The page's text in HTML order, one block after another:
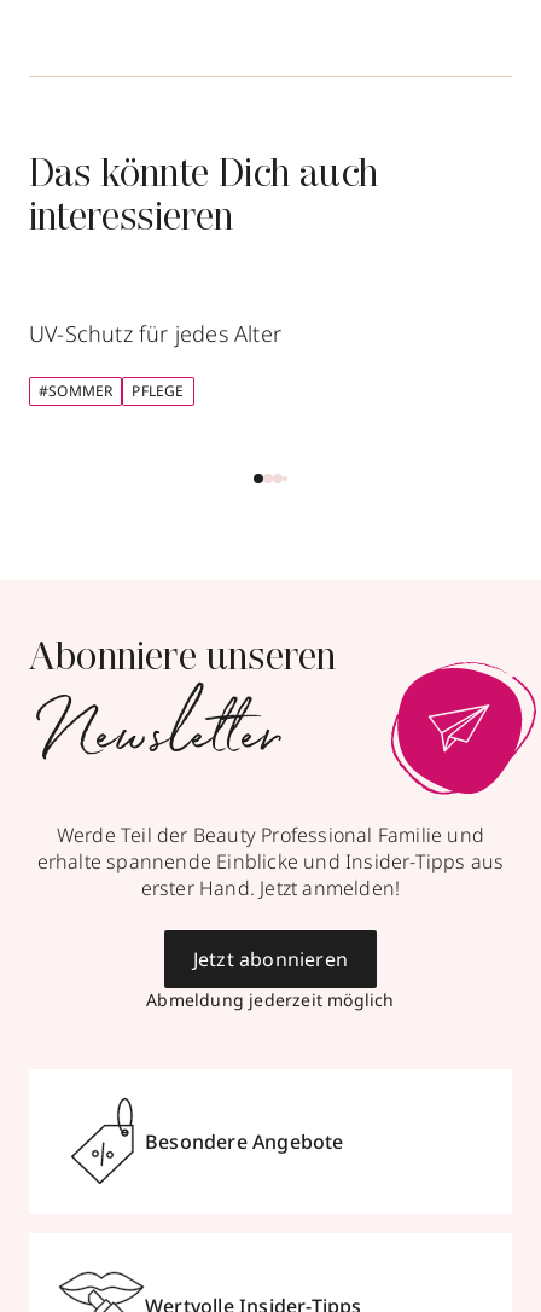
Das könnte Dich auch
interessieren
UV-Schutz für jedes Alter
#SOMMER PFLEGE
Abonniere unseren
Newsletter
Werde Teil der Beauty Professional Familie und
erhalte spannende Einblicke und Insider-Tipps aus
erster Hand. Jetzt anmelden!
Abmeldung jederzeit möglich
Jetzt abonnieren
Besondere Angebote
Wertvolle Insider-Tipps